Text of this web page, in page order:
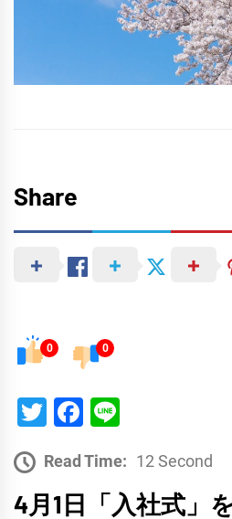
Share
0 0
TwitterFacebook
Read Time: 12 Second
4月1日「入社式」